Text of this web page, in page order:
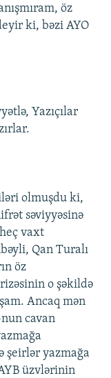
öz
ki, bəzi AYO
Yazıçılar
olmuşdu ki,
səviyyəsinə
vaxt
Qan Turalı
öz
o şəkildə
Ancaq mən
cavan
şeirlər yazmağa
üzvlərinin